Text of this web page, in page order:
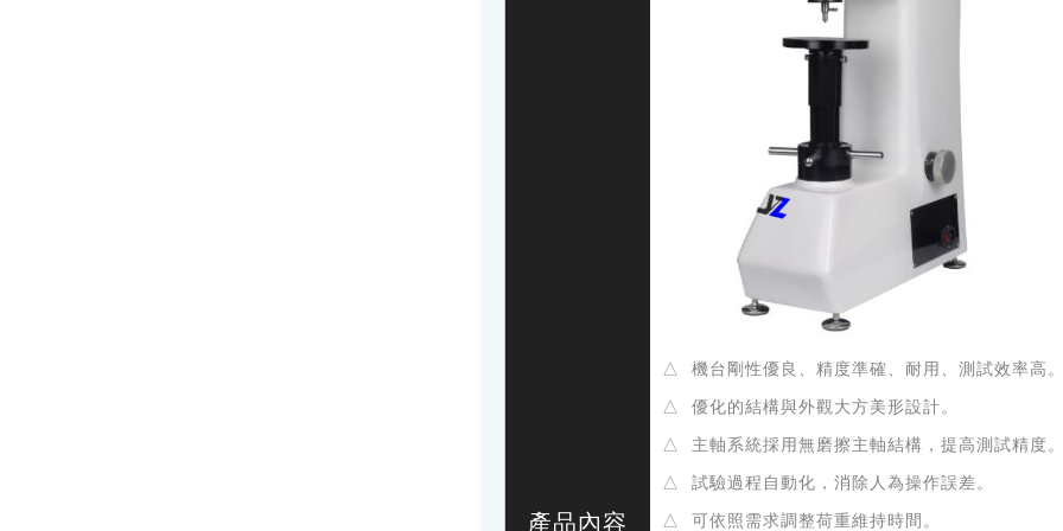
產品內容
△ 機台剛性優良、精度準確、耐用、測試效率高
△ 優化的結構與外觀大方美形設計。
△ 主軸系統採用無磨擦主軸結構，提高測試精度
△ 試驗過程自動化，消除人為操作誤差。
△ 可依照需求調整荷重維持時間。